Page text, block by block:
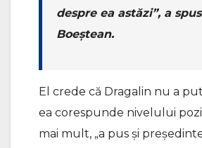
despre ea astăzi”, a spus
Boeștean.
El crede că Dragalin nu a
ea corespunde nivelului
mai mult, „a pus și